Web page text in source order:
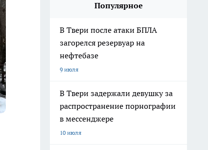
Популярное
В Твери после атаки БПЛА
загорелся резервуар на
нефтебазе
9 июля
В Твери задержали девушку за
распространение порнографии
в мессенджере
10 июля